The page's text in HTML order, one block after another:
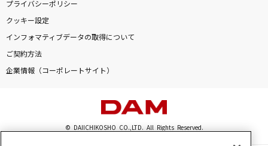
プライバシーポリシー
クッキー設定
インフォマティブデータの取得について
ご契約方法
企業情報（コーポレートサイト）
© DAIICHIKOSHO CO.,LTD. All Rights Reserved.